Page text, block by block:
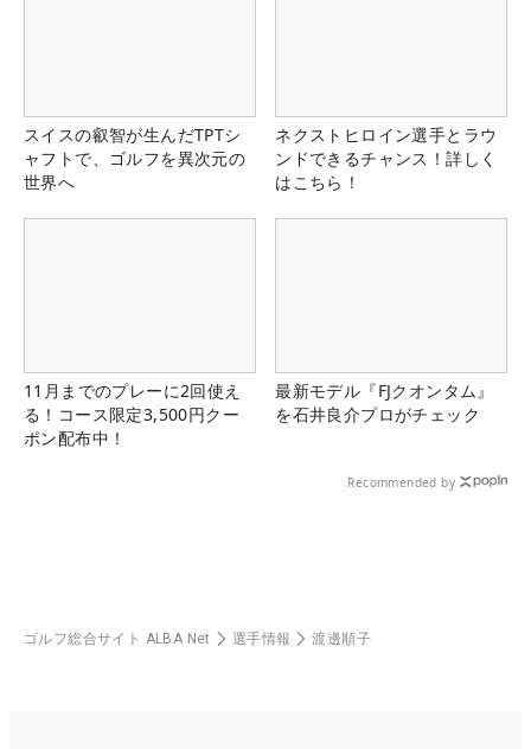
スイスの叡智が生んだTPTシ
ャフトで、ゴルフを異次元の
世界へ
ネクストヒロイン選手とラウ
ンドできるチャンス！詳しく
はこちら！
11月までのプレーに2回使え
る！コース限定3,500円クー
ポン配布中！
最新モデル『FJクオンタム』
を石井良介プロがチェック
Recommended by
ゴルフ総合サイト ALBA Net 選手情報 渡邊順子